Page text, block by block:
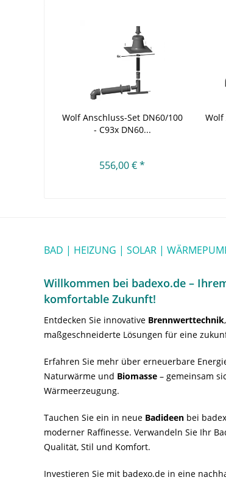
Wolf Anschluss-Set DN60/100
- C93x DN60...
556,00 € *
Wolf
BAD | HEIZUNG | SOLAR |
Willkommen bei badexo.de –
komfortable Zukunft!
Entdecken Sie innovative Brennwerttechnik
maßgeschneiderte Lösungen für eine
Erfahren Sie mehr über erneuerbare
Naturwärme und Biomasse – gemeinsam
Wärmeerzeugung.
Tauchen Sie ein in neue Badideen bei
moderner Raffinesse. Verwandeln Sie Ihr
Qualität, Stil und Komfort.
Investieren Sie mit badexo.de in eine